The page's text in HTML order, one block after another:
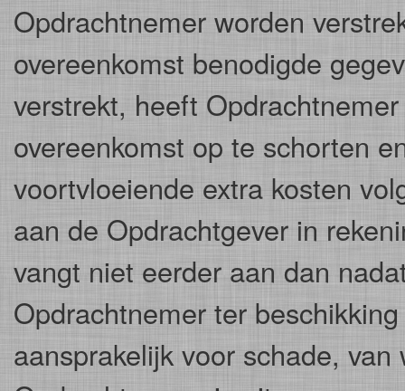
Opdrachtnemer worden
overeenkomst benodigde
verstrekt, heeft
overeenkomst op te schorten
voortvloeiende extra kosten
aan de Opdrachtgever in
vangt niet eerder aan dan
Opdrachtnemer ter
aansprakelijk voor schade,